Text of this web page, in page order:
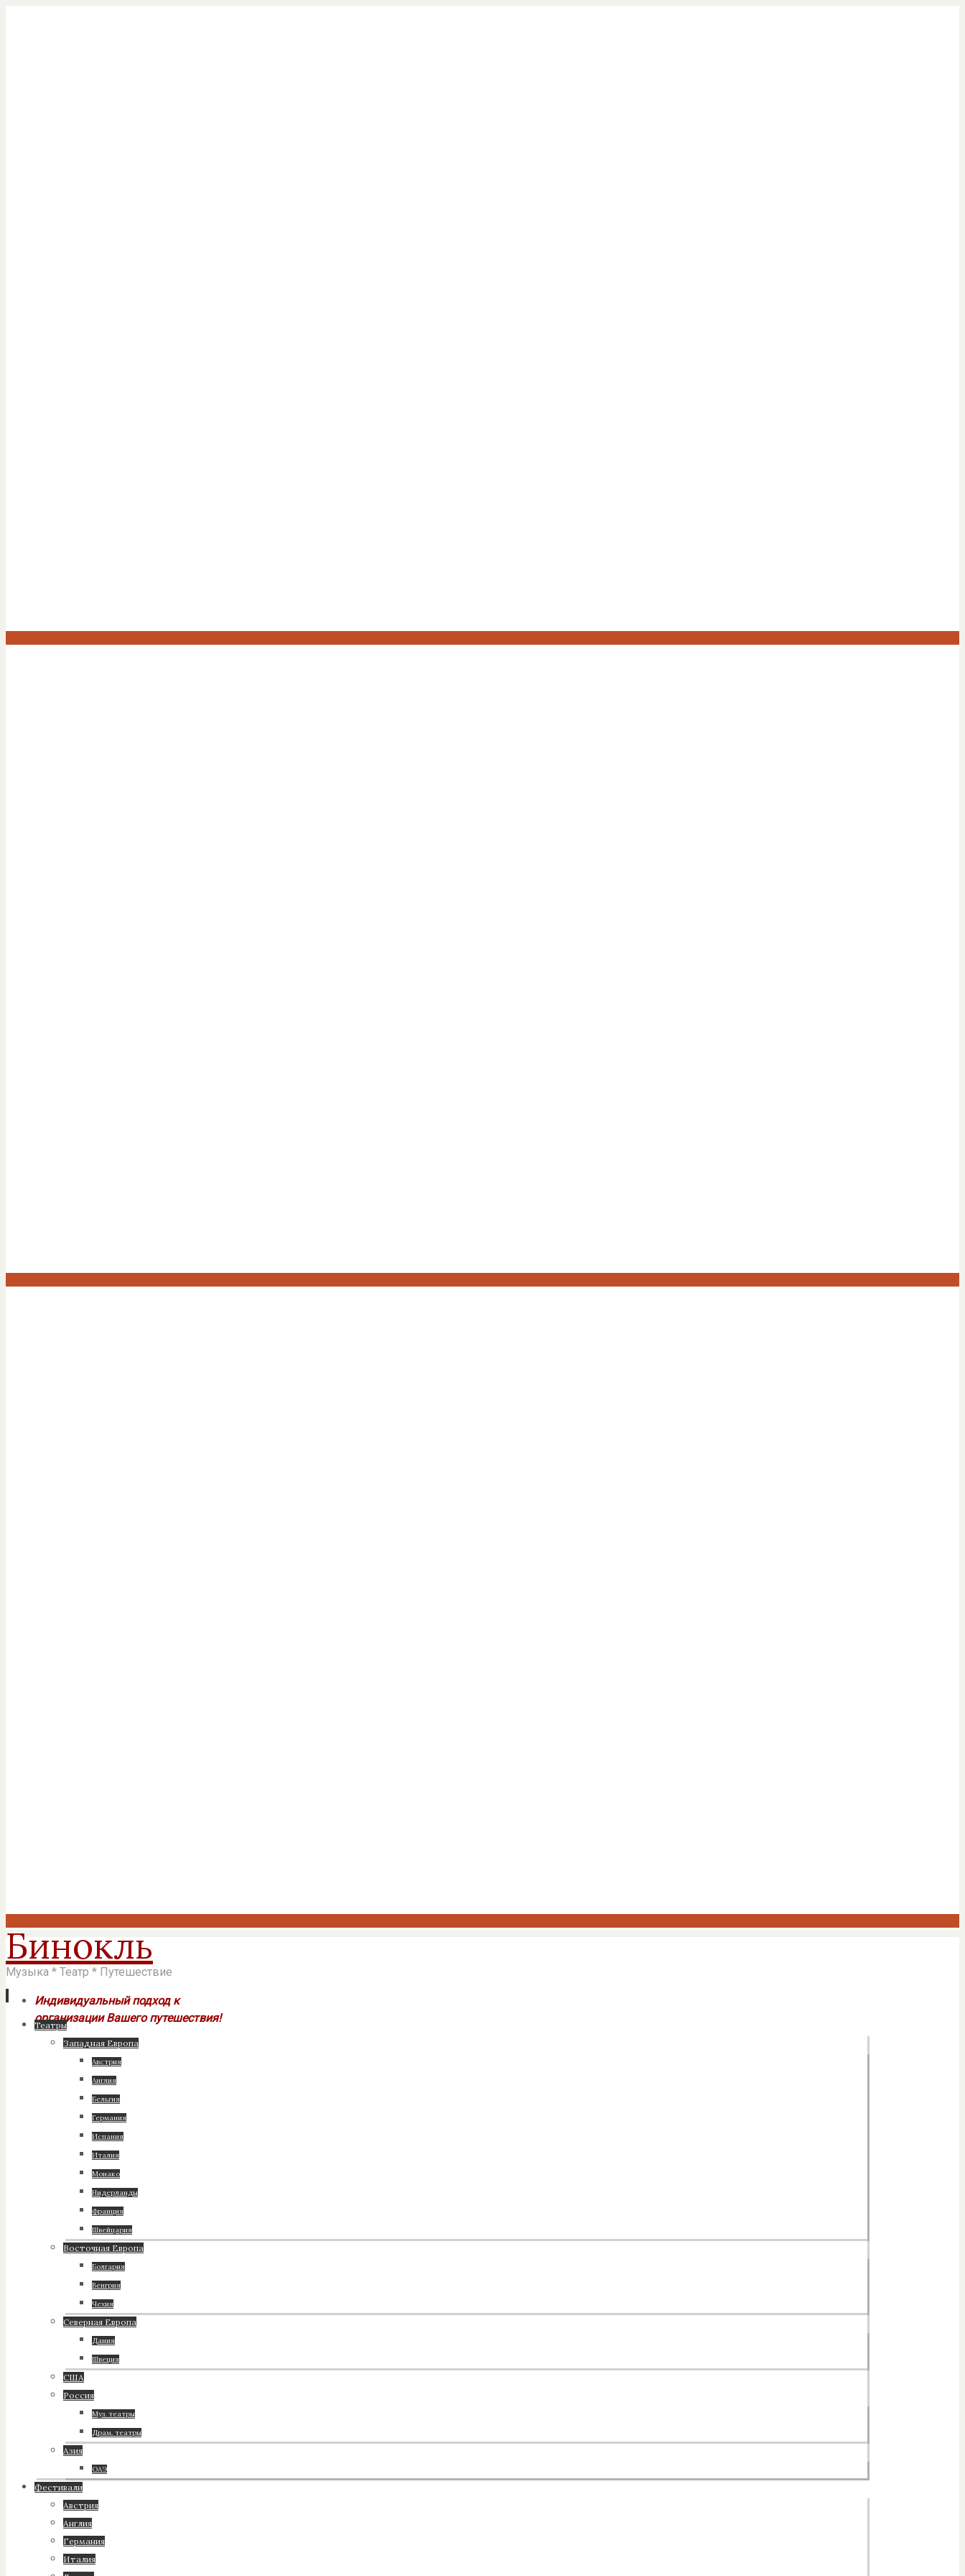
Бинокль
Музыка * Театр * Путешествие
Индивидуальный подход к
организации Вашего путешествия!
Перейти
содержимому
Театры
Западная Европа
Австрия
Англия
Бельгия
Германия
Испания
Италия
Монако
Нидерланды
Франция
Швейцария
Восточная Европа
Болгария
Венгрия
Чехия
Северная Европа
Дания
Швеция
США
Россия
Муз. театры
Драм. театры
Азия
ОАЭ
Фестивали
Австрия
Англия
Германия
Италия